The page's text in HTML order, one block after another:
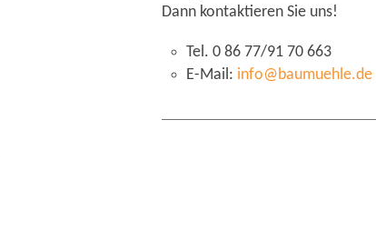
Dann kontaktieren Sie uns!
Tel. 0 86 77/91 70 663
E-Mail: info@baumuehle.de